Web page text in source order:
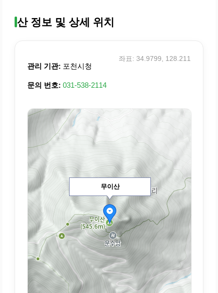
산 정보 및 상세 위치
관리 기관: 포천시청
문의 번호: 031-538-2114
좌표: 34.9799, 128.211
무이산